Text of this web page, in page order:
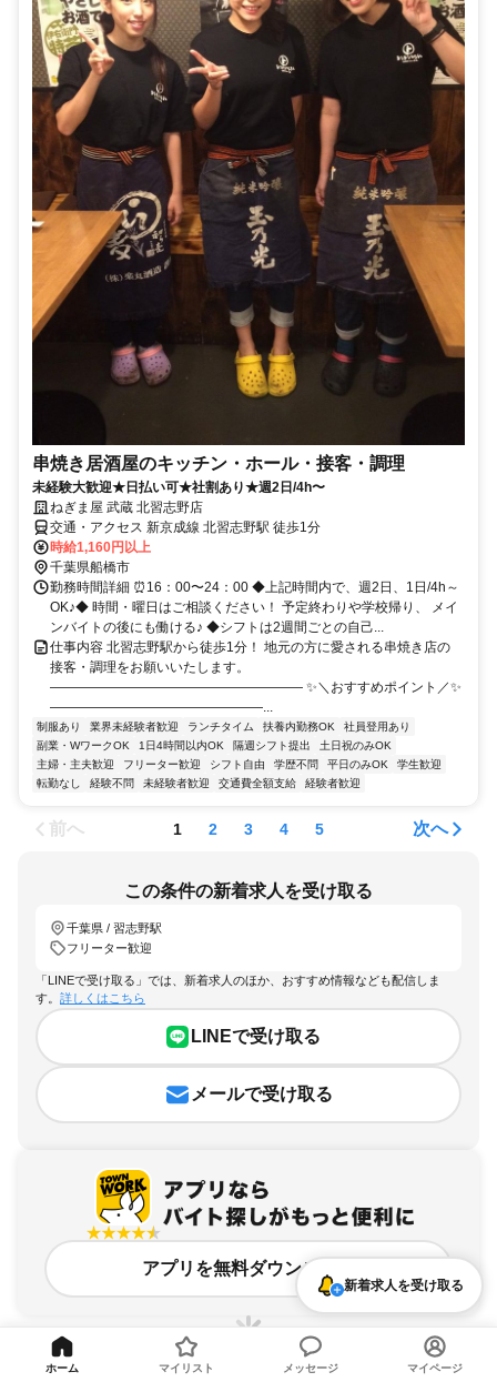
串焼き居酒屋のキッチン・ホール・接客・調理
未経験大歓迎★日払い可★社割あり★週2日/4h〜
ねぎま屋 武蔵 北習志野店
交通・アクセス 新京成線 北習志野駅 徒歩1分
時給1,160円以上
千葉県船橋市
勤務時間詳細 ⏰16：00〜24：00 ◆上記時間内で、週2日、1日/4h～
OK♪◆ 時間・曜日はご相談ください！ 予定終わりや学校帰り、 メイ
ンバイトの後にも働ける♪ ◆シフトは2週間ごとの自己...
仕事内容 北習志野駅から徒歩1分！ 地元の方に愛される串焼き店の
接客・調理をお願いいたします。
――――――――――――――――――― ✨＼おすすめポイント／✨
――――――――――――――――...
制服あり 業界未経験者歓迎 ランチタイム 扶養内勤務OK
社員登用あり
副業・WワークOK
1日4時間以内OK 隔週シフト提出
土日祝のみOK
主婦・主夫歓迎
フリーター歓迎 シフト自由 学歴不問 平日のみOK
学生歓迎
転勤なし
経験不問 未経験者歓迎 交通費全額支給 経験者歓迎
前へ 1 2 3 4 5 次へ
この条件の新着求人を受け取る
千葉県 / 習志野駅
フリーター歓迎
「LINEで受け取る」では、新着求人のほか、おすすめ情報なども配信しま
す。 詳しくはこちら
LINEで受け取る
メールで受け取る
アプリを無料ダウンロード
新着求人を受け取る
ホーム マイリスト メッセージ マイページ